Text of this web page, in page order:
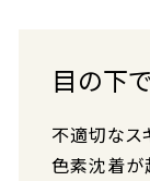
目の下
不適切なス
色素沈着が